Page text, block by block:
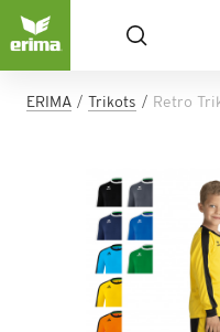
ERIMA Trikots Retro